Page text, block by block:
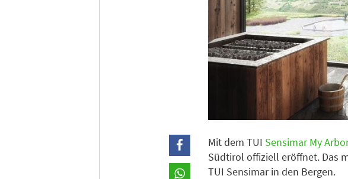
Mit dem TUI Sensimar My
Südtirol offiziell eröffnet. Das
TUI Sensimar in den Bergen.